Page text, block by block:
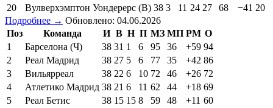
20
Вулверхэмптон Уондерерс (В) 38 3 11 24 27 68 −41 20
Подробнее → Обновлено: 04.06.2026
Поз
Команда И В Н П МЗ МП РМ О
1
Барселона (Ч) 38 31 1 6 95 36 +59 94
2
Реал Мадрид 38 27 5 6 77 35 +42 86
3
Вильярреал 38 22 6 10 72 46 +26 72
4
Атлетико Мадрид 38 21 6 11 62 44 +18 69
5
Реал Бетис 38 15 15 8 59 48 +11 60